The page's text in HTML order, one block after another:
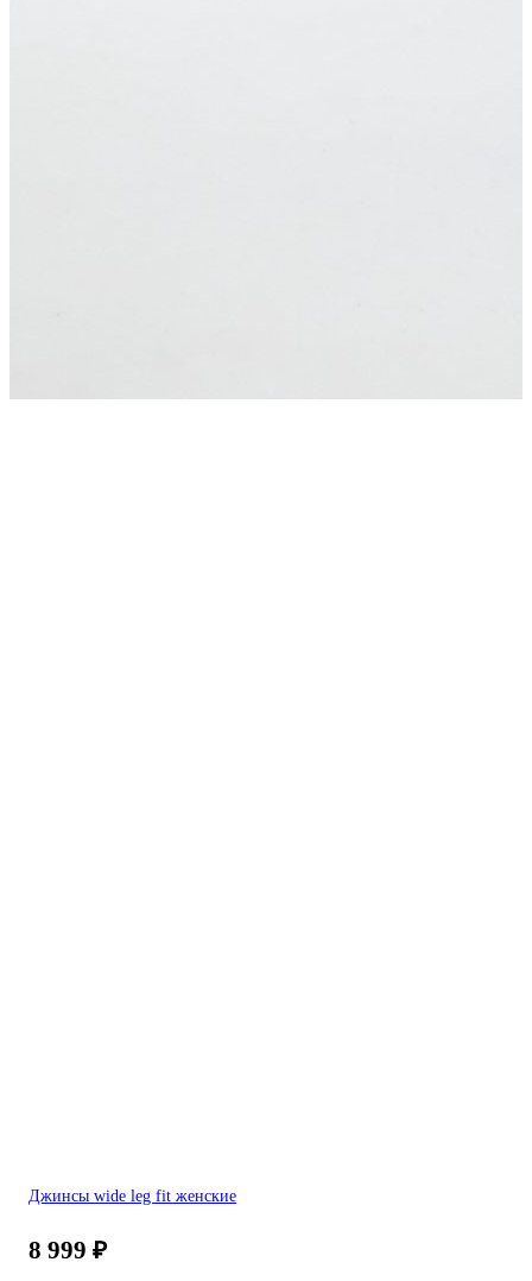
Джинсы wide leg fit женские
8 999 ₽